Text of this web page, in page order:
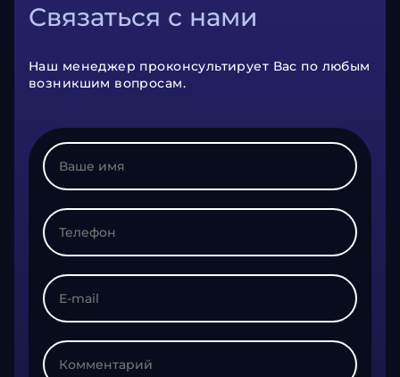
Связаться с нами
Наш менеджер проконсультирует Вас по любым
возникшим вопросам.